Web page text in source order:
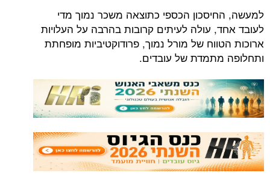
למעשה, החיסכון הכספי כתוצאה משכר נמוך מדי
לעובד אחד, עולה לעיתים קרובות בהרבה על העלויות
ארוכות הטווח של מורל נמוך, פרודוקטיביות מופחתת
ותחלופה מתמדת של עובדים.